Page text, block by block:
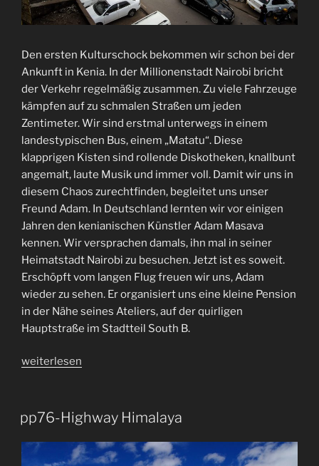
Den ersten Kulturschock bekommen wir schon bei der
Ankunft in Kenia. In der Millionenstadt Nairobi bricht
der Verkehr regelmäßig zusammen. Zu viele Fahrzeuge
kämpfen auf zu schmalen Straßen um jeden
Zentimeter. Wir sind erstmal unterwegs in einem
landestypischen Bus, einem „Matatu“. Diese
klapprigen Kisten sind rollende Diskotheken, knallbunt
angemalt, laute Musik und immer voll. Damit wir uns in
diesem Chaos zurechtfinden, begleitet uns unser
Freund Adam. In Deutschland lernten wir vor einigen
Jahren den kenianischen Künstler Adam Masava
kennen. Wir versprachen damals, ihn mal in seiner
Heimatstadt Nairobi zu besuchen. Jetzt ist es soweit.
Erschöpft vom langen Flug freuen wir uns, Adam
wieder zu sehen. Er organisiert uns eine kleine Pension
in der Nähe seines Ateliers, auf der quirligen
Hauptstraße im Stadtteil South B.
„Kenia“
weiterlesen
pp76-Highway Himalaya